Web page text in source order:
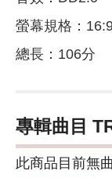
螢幕規格：
總長：106分
專輯曲目
此商品目前無